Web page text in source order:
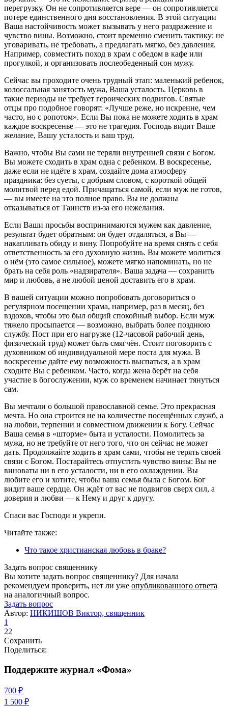
перегрузку. Он не сопротивляется вере — он сопротивляется
потере единственного дня восстановления. В этой ситуации
Ваша настойчивость может вызывать у него раздражение и
чувство вины. Возможно, стоит временно сменить тактику: не
уговаривать, не требовать, а предлагать мягко, без давления.
Например, совместить поход в храм с обедом в кафе или
прогулкой, и организовать послеобеденный сон мужу.
Сейчас вы проходите очень трудный этап: маленький ребенок,
колоссальная занятость мужа, Ваша усталость. Церковь в
такие периоды не требует героических подвигов. Святые
отцы про подобное говорят: «Лучше реже, но искренне, чем
часто, но с ропотом». Если Вы пока не можете ходить в храм
каждое воскресенье — это не трагедия. Господь видит Ваше
желание, Вашу усталость и ваш труд.
Важно, чтобы Вы сами не теряли внутренней связи с Богом.
Вы можете сходить в храм одна с ребенком. В воскресенье,
даже если не идёте в храм, создайте дома атмосферу
праздника: без суеты, с добрым словом, с короткой общей
молитвой перед едой. Причащаться самой, если муж не готов,
— вы имеете на это полное право. Вы не должны
отказываться от Таинств из-за его нежелания.
Если Ваши просьбы воспринимаются мужем как давление,
результат будет обратным: он будет отдаляться, а Вы —
накапливать обиду и вину. Попробуйте на время снять с себя
ответственность за его духовную жизнь. Вы можете молиться
о нём (это самое сильное), можете мягко напоминать, но не
брать на себя роль «надзирателя». Ваша задача — сохранить
мир и любовь, а не любой ценой доставить его в храм.
В вашей ситуации можно попробовать договориться о
регулярном посещении храма, например, раз в месяц, без
вздохов, чтобы это был общий спокойный выбор. Если муж
тяжело просыпается — возможно, выбрать более позднюю
службу. Пост при его нагрузке (12-часовой рабочий день,
физический труд) может быть смягчён. Стоит поговорить с
духовником об индивидуальной мере поста для мужа. В
воскресенье дайте ему возможность выспаться, а в храм
сходите Вы с ребенком. Часто, когда жена берёт на себя
участие в богослужении, муж со временем начинает тянуться
сам.
Вы мечтали о большой православной семье. Это прекрасная
мечта. Но она строится не на количестве посещённых служб, а
на любви, терпении и совместном движении к Богу. Сейчас
Ваша семья в «шторме» быта и усталости. Помолитесь за
мужа, но не требуйте от него того, что он сейчас не может
дать. Продолжайте ходить в храм сами, чтобы не терять своей
связи с Богом. Постарайтесь отпустить чувство вины: Вы не
виноваты ни в его усталости, ни в его охлаждении. Вы
любите его и хотите, чтобы ваша семья была с Богом. Бог
видит ваше сердце. Он ждёт от вас не подвигов сверх сил, а
доверия и любви — к Нему и друг к другу.
Спаси вас Господи и укрепи.
Читайте также:
Что такое христианская любовь в браке?
Задать вопрос священнику
Вы хотите задать вопрос священнику? Для начала
рекомендуем проверить, нет ли уже опубликованного ответа
на аналогичный вопрос.
Задать вопрос
Автор: НИКИШОВ Виктор, священник
1
22
Сохранить
Поделиться:
Поддержите журнал «Фома»
700 ₽
1 500 ₽